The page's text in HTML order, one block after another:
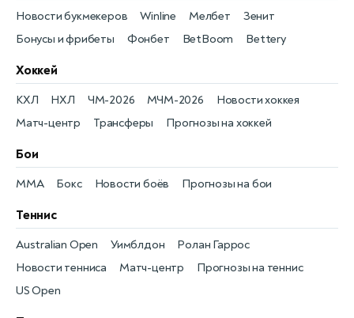
Бонусы и фрибеты
Новости букмекеров
Фонбет
Winline
BetBoom
Мелбет
Bettery
Зенит
Хоккей
Новости хоккея
КХЛ
Матч-центр
НХЛ
Трансферы
ЧМ-2026
Прогнозы на хоккей
МЧМ-2026
Бои
Новости боёв
MMA Прогнозы на бои
Бокс
Теннис
Новости тенниса
Australian Open
Матч-центр
Уимблдон
Прогнозы на теннис
Ролан Гаррос
US Open